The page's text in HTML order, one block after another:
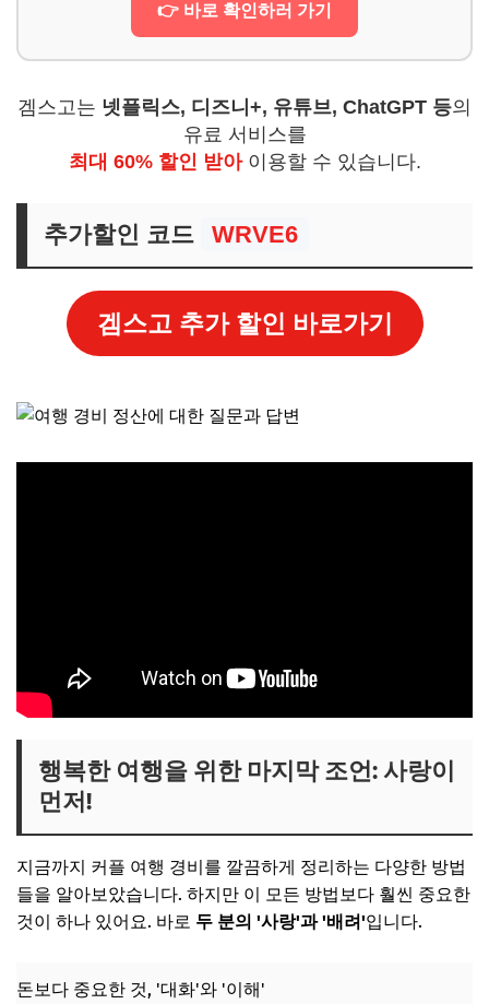
👉 바로 확인하러 가기
겜스고는 넷플릭스, 디즈니+, 유튜브, ChatGPT 등의
유료 서비스를
최대 60% 할인 받아이용할 수 있습니다.
추가할인 코드 WRVE6
겜스고 추가 할인 바로가기
행복한 여행을 위한 마지막 조언: 사랑이
먼저!
지금까지 커플 여행 경비를 깔끔하게 정리하는 다양한 방법
들을 알아보았습니다. 하지만 이 모든 방법보다 훨씬 중요한
것이 하나 있어요. 바로 두 분의 '사랑'과 '배려'입니다.
돈보다 중요한 것, '대화'와 '이해'